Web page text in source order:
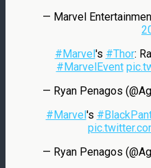
— Marvel
#Marvel's #Thor:
#MarvelEvent
— Ryan Penagos
#Marvel's
— Ryan Penagos